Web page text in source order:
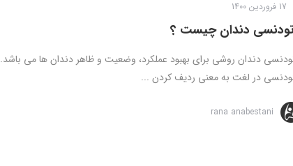
دندان چیست ؟
دندان روشی برای بهبود عملکرد، وضعیت و ظاهر دندان ها می باشد.
در لغت به معنی ردیف کردن ...
rana anabestani